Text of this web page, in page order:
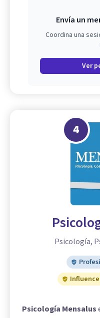
Envía un
Coordina una
Ver
4
Psicología,
Psicología Mensalus